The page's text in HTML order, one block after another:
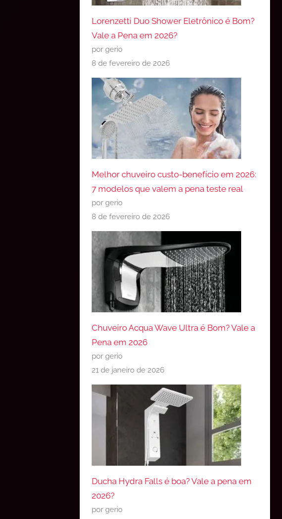
Lorenzetti Duo Shower Eletrônico é Bom?
Vale a Pena em 2026?
por gerio
8 de fevereiro de 2026
Melhor chuveiro custo-benefício em 2026:
7 modelos que valem a pena teste real
por gerio
8 de fevereiro de 2026
Chuveiro Acqua Wave Ultra é Bom? Vale a
Pena em 2026
por gerio
21 de janeiro de 2026
Ducha Hydra Falls é boa? Vale a pena em
2026?
por gerio